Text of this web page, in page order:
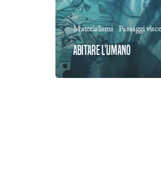
Materialismi Passaggi
Abitare l’umano